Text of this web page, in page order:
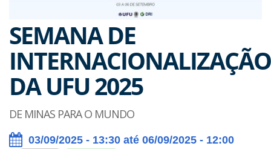
SEMANA DE
INTERNACIONALIZAÇÃO
DA UFU 2025
DE MINAS PARA O MUNDO
03/09/2025 - 13:30 até 06/09/2025 - 12:00